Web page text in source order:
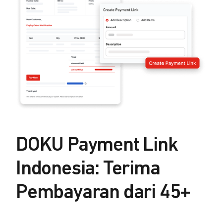
DOKU Payment Link
Indonesia: Terima
Pembayaran dari 45+